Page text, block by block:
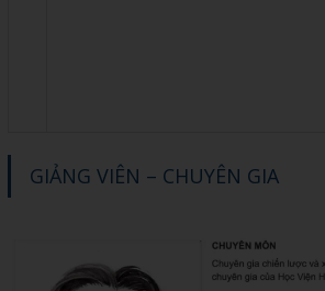
GIẢNG VIÊN – CHUYÊN GIA